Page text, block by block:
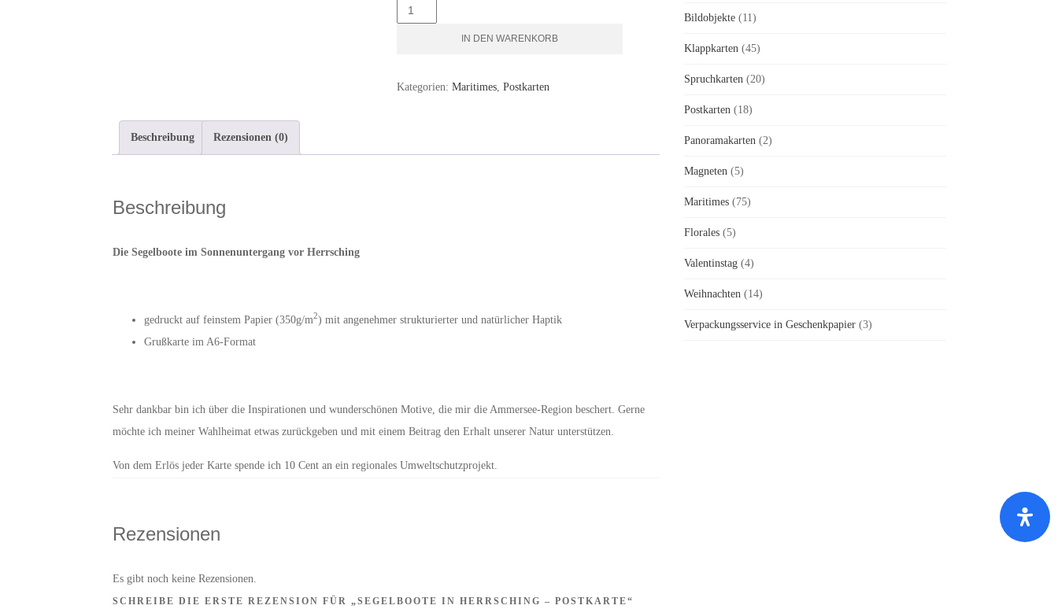
Segelboote
Postkarte
IN DEN WARENKORB
Kategorien:Maritimes,Postkarten
Beschreibung Rezensionen (0)
Beschreibung
Die Segelboote im Sonnenuntergang vor Herrsching
gedruckt auf feinstem Papier (350g/m2) mit angenehmer strukturierter und natürlicher Haptik
Grußkarte im A6-Format
Sehr dankbar bin ich über die Inspirationen und wunderschönen Motive, die mir die Ammersee-Region beschert. Gerne
möchte ich meiner Wahlheimat etwas zurückgeben und mit einem Beitrag den Erhalt unserer Natur unterstützen.
Von dem Erlös jeder Karte spende ich 10 Cent an ein regionales Umweltschutzprojekt.
Rezensionen
Es gibt noch keine Rezensionen.
SCHREIBE DIE ERSTE REZENSION FÜR „SEGELBOOTE IN HERRSCHING – POSTKARTE“
Bildobjekte (11)
Klappkarten (45)
Spruchkarten (20)
Postkarten (18)
Panoramakarten (2)
Magneten (5)
Maritimes (75)
Florales (5)
Valentinstag (4)
Weihnachten (14)
Verpackungsservice in Geschenkpapier (3)